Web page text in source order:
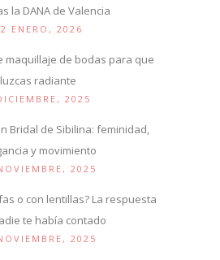
la DANA de Valencia
ENERO, 2026
maquillaje de bodas para que
luzcas radiante
2025
Bridal de Sibilina: feminidad,
y movimiento
2025
o con lentillas? La respuesta
te había contado
2025